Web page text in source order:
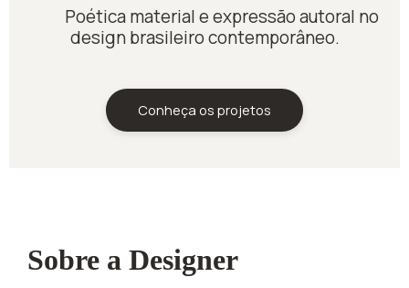
Poética material e expressão autoral no
design brasileiro contemporâneo.
Conheça os projetos
Sobre a Designer